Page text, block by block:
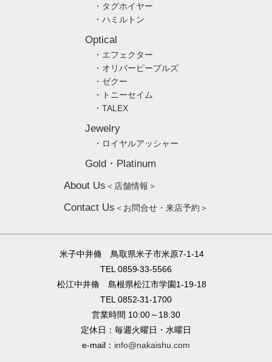
・タグホイヤー
・ハミルトン
Optical
・エフェクター
・オリバーピープルズ
・ゼクー
・トニーセイム
・TALEX
Jewelry
・ロイヤルアッシャー
Gold・Platinum
About Us ＜店舗情報＞
Contact Us ＜お問合せ・来店予約＞
米子中井脩 鳥取県米子市米原7-1-14
TEL 0859-33-5566
松江中井脩 島根県松江市学園1-19-18
TEL 0852-31-1700
営業時間 10:00～18:30
定休日：毎週火曜日・水曜日
e-mail： info@nakaishu.com